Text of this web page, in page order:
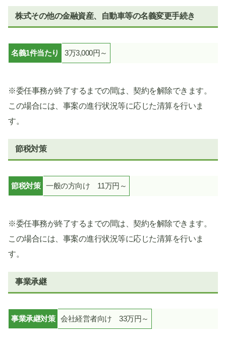
株式その他の金融資産、自動車等の名義変更手続き
名義1件当たり 3万3,000円～
※委任事務が終了するまでの間は、契約を解除できます。
この場合には、事案の進行状況等に応じた清算を行いま
す。
節税対策
節税対策 一般の方向け 11万円～
※委任事務が終了するまでの間は、契約を解除できます。
この場合には、事案の進行状況等に応じた清算を行いま
す。
事業承継
事業承継対策 会社経営者向け 33万円～